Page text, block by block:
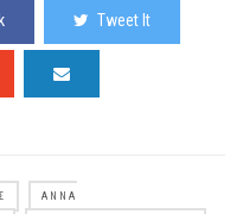
Tweet It
ΆΝΝΑ